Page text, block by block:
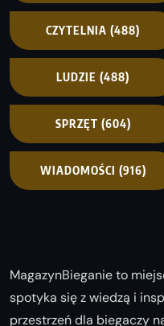
CZYTELNIA (488)
LUDZIE (488)
SPRZĘT (604)
WIADOMOŚCI (916)
MagazynBieganie to
spotyka się z wiedzą i
przestrzeń dla biegaczy